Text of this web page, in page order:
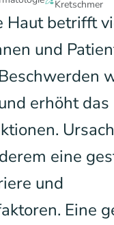
Kretschmer
Haut betrifft
und
erhöht
eine
und
Eine